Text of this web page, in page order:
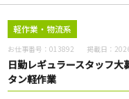
軽作業・物流系
お仕事番号：013892 掲載日：
日勤レギュラースタッフ
タン軽作業